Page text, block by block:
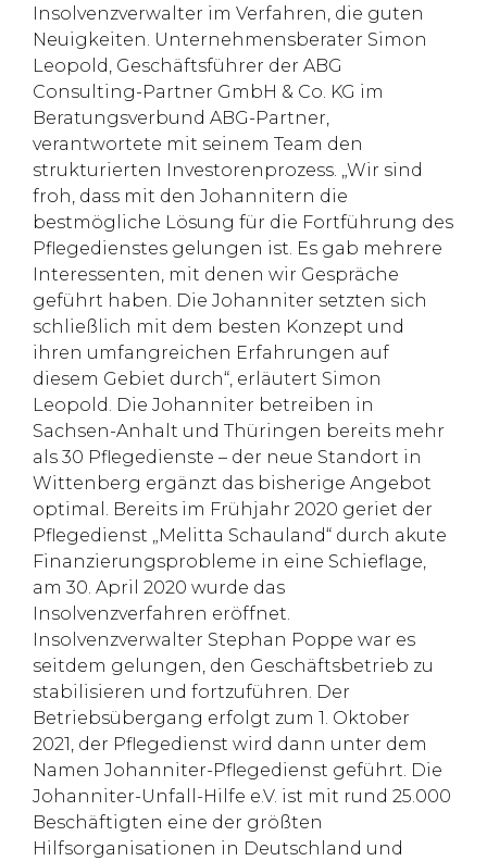
Insolvenzverwalter im Verfahren, die guten
Neuigkeiten. Unternehmensberater Simon
Leopold, Geschäftsführer der ABG
Consulting-Partner GmbH & Co. KG im
Beratungsverbund ABG-Partner,
verantwortete mit seinem Team den
strukturierten Investorenprozess. „Wir sind
froh, dass mit den Johannitern die
bestmögliche Lösung für die Fortführung des
Pflegedienstes gelungen ist. Es gab mehrere
Interessenten, mit denen wir Gespräche
geführt haben. Die Johanniter setzten sich
schließlich mit dem besten Konzept und
ihren umfangreichen Erfahrungen auf
diesem Gebiet durch“, erläutert Simon
Leopold. Die Johanniter betreiben in
Sachsen-Anhalt und Thüringen bereits mehr
als 30 Pflegedienste – der neue Standort in
Wittenberg ergänzt das bisherige Angebot
optimal. Bereits im Frühjahr 2020 geriet der
Pflegedienst „Melitta Schauland“ durch akute
Finanzierungsprobleme in eine Schieflage,
am 30. April 2020 wurde das
Insolvenzverfahren eröffnet.
Insolvenzverwalter Stephan Poppe war es
seitdem gelungen, den Geschäftsbetrieb zu
stabilisieren und fortzuführen. Der
Betriebsübergang erfolgt zum 1. Oktober
2021, der Pflegedienst wird dann unter dem
Namen Johanniter-Pflegedienst geführt. Die
Johanniter-Unfall-Hilfe e.V. ist mit rund 25.000
Beschäftigten eine der größten
Hilfsorganisationen in Deutschland und